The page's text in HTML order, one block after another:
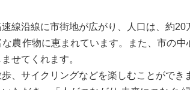
線沿線に市街地が広がり、人口は、約20
農作物に恵まれています。また、市の
せてくれます。
、サイクリングなどを楽しむことができ